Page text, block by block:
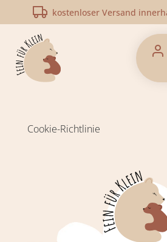
kostenloser Versand
Cookie-Richtlinie